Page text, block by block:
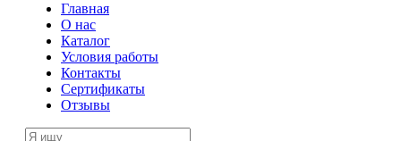
Главная
О нас
Каталог
Условия работы
Контакты
Сертификаты
Отзывы